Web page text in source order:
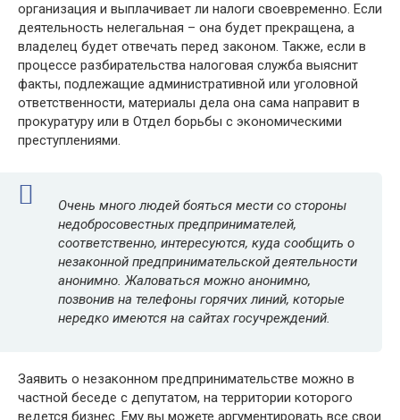
организация и выплачивает ли налоги своевременно. Если
деятельность нелегальная – она будет прекращена, а
владелец будет отвечать перед законом. Также, если в
процессе разбирательства налоговая служба выяснит
факты, подлежащие административной или уголовной
ответственности, материалы дела она сама направит в
прокуратуру или в Отдел борьбы с экономическими
преступлениями.
Очень много людей бояться мести со стороны
недобросовестных предпринимателей,
соответственно, интересуются, куда сообщить о
незаконной предпринимательской деятельности
анонимно. Жаловаться можно анонимно,
позвонив на телефоны горячих линий, которые
нередко имеются на сайтах госучреждений.
Заявить о незаконном предпринимательстве можно в
частной беседе с депутатом, на территории которого
ведется бизнес. Ему вы можете аргументировать все свои